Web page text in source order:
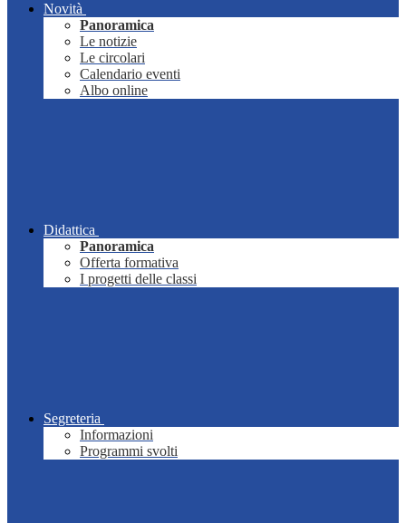
Novità
Panoramica
Le notizie
Le circolari
Calendario eventi
Albo online
Didattica
Panoramica
Offerta formativa
I progetti delle classi
Segreteria
Informazioni
Programmi svolti